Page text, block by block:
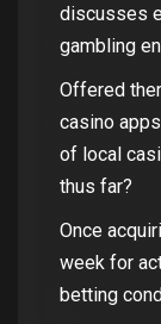
discusses
gambling
Offered
casino
of local
thus far?
Once
week for
betting